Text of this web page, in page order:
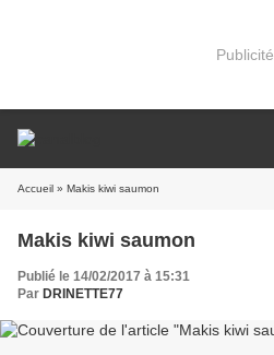
Publicité
Accueil » Makis kiwi saumon
Makis kiwi saumon
Publié le 14/02/2017 à 15:31
Par DRINETTE77